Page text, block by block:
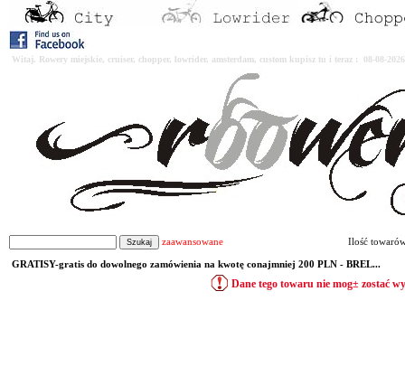
Witaj. Rowery miejskie, cruiser, chopper, lowrider, amsterdam, custom kupisz tu i teraz : 08-08-
zaawansowane Ilość
GRATISY-gratis do dowolnego zamówienia na kwotę conajmniej 200 PLN - BREL...
Dane tego towaru nie mog± zostać